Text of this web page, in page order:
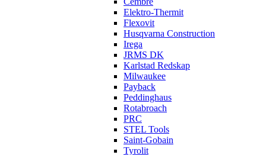
Elektro-Thermit
Flexovit
Husqvarna Construction
Irega
JRMS DK
Karlstad Redskap
Milwaukee
Payback
Peddinghaus
Rotabroach
PRC
STEL Tools
Saint-Gobain
Tyrolit